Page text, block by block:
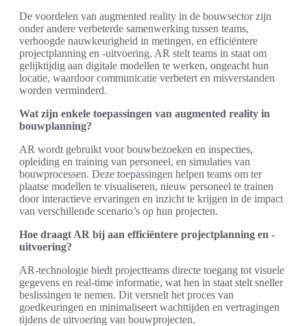
De voordelen van augmented reality in de bouwsector zijn
onder andere verbeterde samenwerking tussen teams,
verhoogde nauwkeurigheid in metingen, en efficiëntere
projectplanning en -uitvoering. AR stelt teams in staat om
gelijktijdig aan digitale modellen te werken, ongeacht hun
locatie, waardoor communicatie verbetert en misverstanden
worden verminderd.
Wat zijn enkele toepassingen van augmented reality in
bouwplanning?
AR wordt gebruikt voor bouwbezoeken en inspecties,
opleiding en training van personeel, en simulaties van
bouwprocessen. Deze toepassingen helpen teams om ter
plaatse modellen te visualiseren, nieuw personeel te trainen
door interactieve ervaringen en inzicht te krijgen in de impact
van verschillende scenario’s op hun projecten.
Hoe draagt AR bij aan efficiëntere projectplanning en -
uitvoering?
AR-technologie biedt projectteams directe toegang tot visuele
gegevens en real-time informatie, wat hen in staat stelt sneller
beslissingen te nemen. Dit versnelt het proces van
goedkeuringen en minimaliseert wachttijden en vertragingen
tijdens de uitvoering van bouwprojecten.